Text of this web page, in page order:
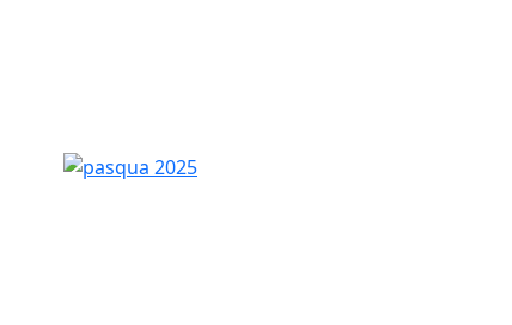
pasqua 2025